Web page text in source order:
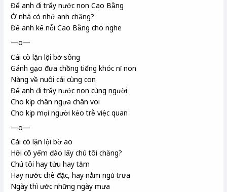
Để anh đi trẩy nước non Cao Bằng
Ở nhà có nhớ anh chăng?
Để anh kể nỗi Cao Bằng cho nghe
—o—
Cái cò lặn lội bờ sông
Gánh gạo đưa chồng tiếng khóc nỉ non
Nàng về nuôi cái cùng con
Để anh đi trẩy nước non cùng người
Cho kịp chân ngựa chân voi
Cho kịp mọi người kẻo trễ việc quan
—o—
Cái cò lặn lội bờ ao
Hỡi cô yếm đào lấy chú tôi chăng?
Chú tôi hay tửu hay tăm
Hay nước chè đặc, hay nằm ngủ trưa
Ngày thì ước những ngày mưa